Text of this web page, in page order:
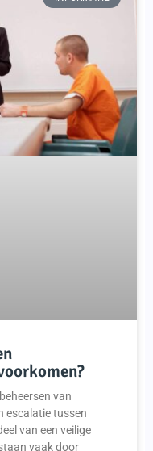
van
escalatie tussen
van een veilige
vaak door